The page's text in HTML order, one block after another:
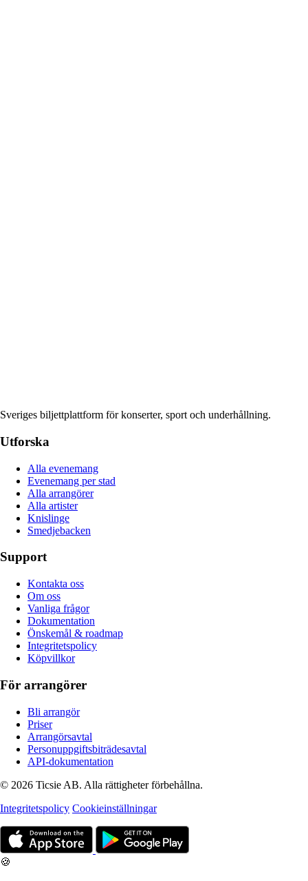
Sveriges biljettplattform för konserter, sport och underhållning.
Utforska
Alla evenemang
Evenemang per stad
Alla arrangörer
Alla artister
Knislinge
Smedjebacken
Support
Kontakta oss
Om oss
Vanliga frågor
Dokumentation
Önskemål & roadmap
Integritetspolicy
Köpvillkor
För arrangörer
Bli arrangör
Priser
Arrangörsavtal
Personuppgiftsbiträdesavtal
API-dokumentation
© 2026 Ticsie AB. Alla rättigheter förbehållna.
Integritetspolicy Cookieinställningar
🍪